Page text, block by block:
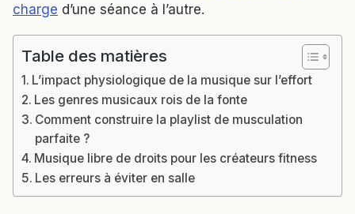
charge d’une séance à l’autre.
Table des matières
L’impact physiologique de la musique sur l’effort
Les genres musicaux rois de la fonte
Comment construire la playlist de musculation
parfaite ?
Musique libre de droits pour les créateurs fitness
Les erreurs à éviter en salle